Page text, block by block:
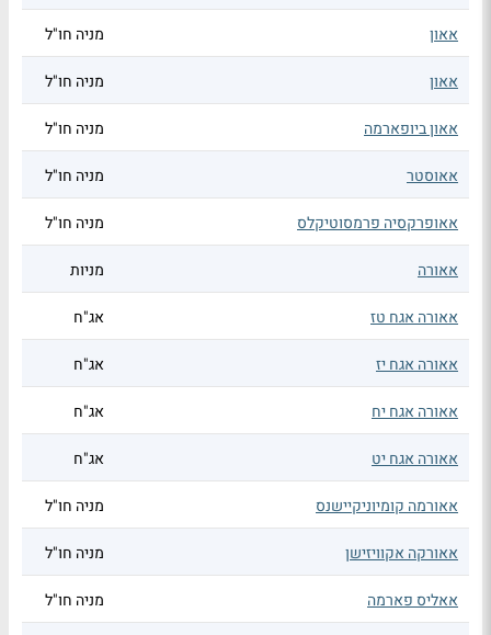
אאון מניה חו"ל
אאון מניה חו"ל
אאון ביופארמה מניה חו"ל
אאוסטר מניה חו"ל
אאופרקסיה פרמסוטיקלס מניה חו"ל
אאורה מניות
אאורה אגח טז אג"ח
אאורה אגח יז אג"ח
אאורה אגח יח אג"ח
אאורה אגח יט אג"ח
אאורמה קומיוניקיישנס מניה חו"ל
אאורקה אקוויזישן מניה חו"ל
אאליס פארמה מניה חו"ל